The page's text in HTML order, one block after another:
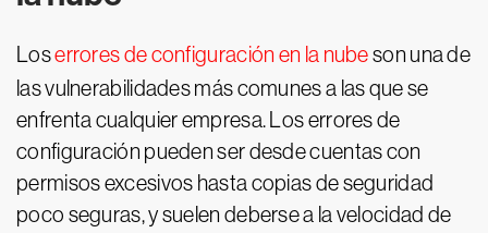
Loserrores de configuración en la nubeson una de
las vulnerabilidades más comunes a las que se
enfrenta cualquier empresa. Los errores de
configuración pueden ser desde cuentas con
permisos excesivos hasta copias de seguridad
poco seguras, y suelen deberse a la velocidad de